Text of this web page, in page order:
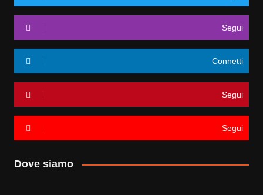
Segui
Connetti
Segui
Segui
Dove siamo